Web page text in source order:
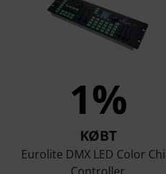
1%
KØBT
Eurolite DMX LED Color